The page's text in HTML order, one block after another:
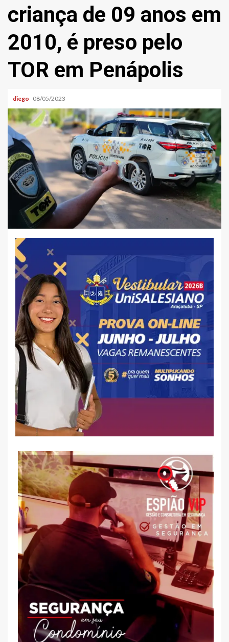
criança de 09 anos em
2010, é preso pelo
TOR em Penápolis
diego 08/05/2023